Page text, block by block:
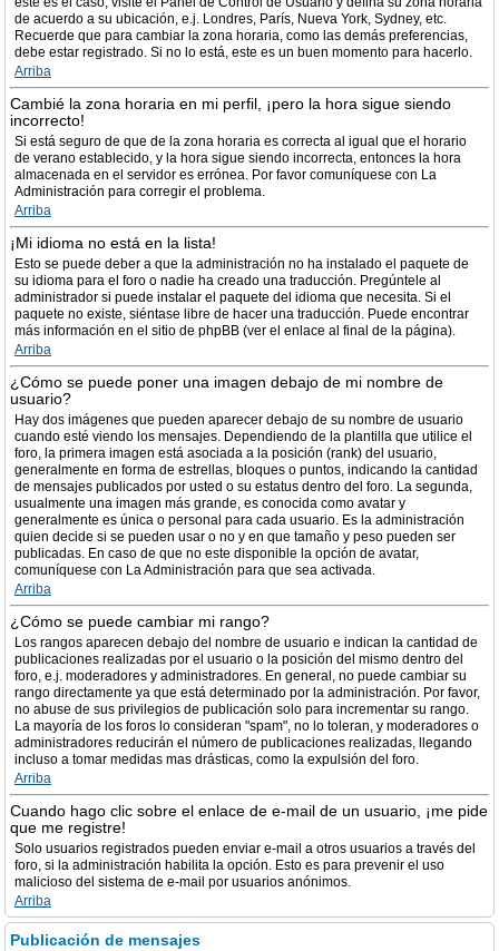
de acuerdo a su ubicación, e.j. Londres, París, Nueva York, Sydney, etc.
Recuerde que para cambiar la zona horaria, como las demás preferencias,
debe estar registrado. Si no lo está, este es un buen momento para hacerlo.
Arriba
Cambié la zona horaria en mi perfil, ¡pero la hora sigue siendo
incorrecto!
Si está seguro de que de la zona horaria es correcta al igual que el horario
de verano establecido, y la hora sigue siendo incorrecta, entonces la hora
almacenada en el servidor es errónea. Por favor comuníquese con La
Administración para corregir el problema.
Arriba
¡Mi idioma no está en la lista!
Esto se puede deber a que la administración no ha instalado el paquete de
su idioma para el foro o nadie ha creado una traducción. Pregúntele al
administrador si puede instalar el paquete del idioma que necesita. Si el
paquete no existe, siéntase libre de hacer una traducción. Puede encontrar
más información en el sitio de phpBB (ver el enlace al final de la página).
Arriba
¿Cómo se puede poner una imagen debajo de mi nombre de
usuario?
Hay dos imágenes que pueden aparecer debajo de su nombre de usuario
cuando esté viendo los mensajes. Dependiendo de la plantilla que utilice el
foro, la primera imagen está asociada a la posición (rank) del usuario,
generalmente en forma de estrellas, bloques o puntos, indicando la cantidad
de mensajes publicados por usted o su estatus dentro del foro. La segunda,
usualmente una imagen más grande, es conocida como avatar y
generalmente es única o personal para cada usuario. Es la administración
quien decide si se pueden usar o no y en que tamaño y peso pueden ser
publicadas. En caso de que no este disponible la opción de avatar,
comuníquese con La Administración para que sea activada.
Arriba
¿Cómo se puede cambiar mi rango?
Los rangos aparecen debajo del nombre de usuario e indican la cantidad de
publicaciones realizadas por el usuario o la posición del mismo dentro del
foro, e.j. moderadores y administradores. En general, no puede cambiar su
rango directamente ya que está determinado por la administración. Por favor,
no abuse de sus privilegios de publicación solo para incrementar su rango.
La mayoría de los foros lo consideran "spam", no lo toleran, y moderadores o
administradores reducirán el número de publicaciones realizadas, llegando
incluso a tomar medidas mas drásticas, como la expulsión del foro.
Arriba
Cuando hago clic sobre el enlace de e-mail de un usuario, ¡me pide
que me registre!
Solo usuarios registrados pueden enviar e-mail a otros usuarios a través del
foro, si la administración habilita la opción. Esto es para prevenir el uso
malicioso del sistema de e-mail por usuarios anónimos.
Arriba
Publicación de mensajes